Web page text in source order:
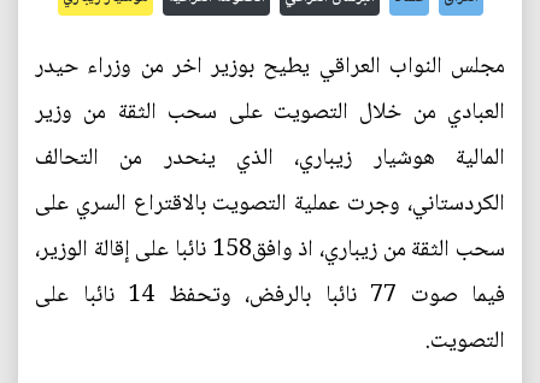
مجلس النواب العراقي يطيح بوزير اخر من وزراء حيدر
العبادي من خلال التصويت على سحب الثقة من وزير
المالية هوشيار زيباري، الذي ينحدر من التحالف
الكردستاني، وجرت عملية التصويت بالاقتراع السري على
سحب الثقة من زيباري، اذ وافق158 نائبا على إقالة الوزير،
فيما صوت 77 نائبا بالرفض، وتحفظ 14 نائبا على
التصويت.